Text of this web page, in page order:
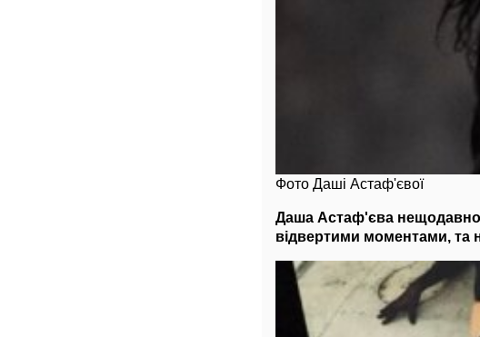
Фото Даші Астаф'євої
Даша Астаф'єва нещодавно
відвертими моментами, та